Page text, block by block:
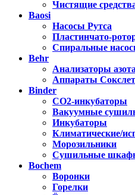
Чистящие
Baosi
Насосы Рутса
Пластинчато-
Спиральные
Behr
Анализаторы
Аппараты
Binder
CO2-инкубаторы
Вакуумные
Инкубаторы
Климатические/
Морозильники
Сушильные
Bochem
Воронки
Горелки